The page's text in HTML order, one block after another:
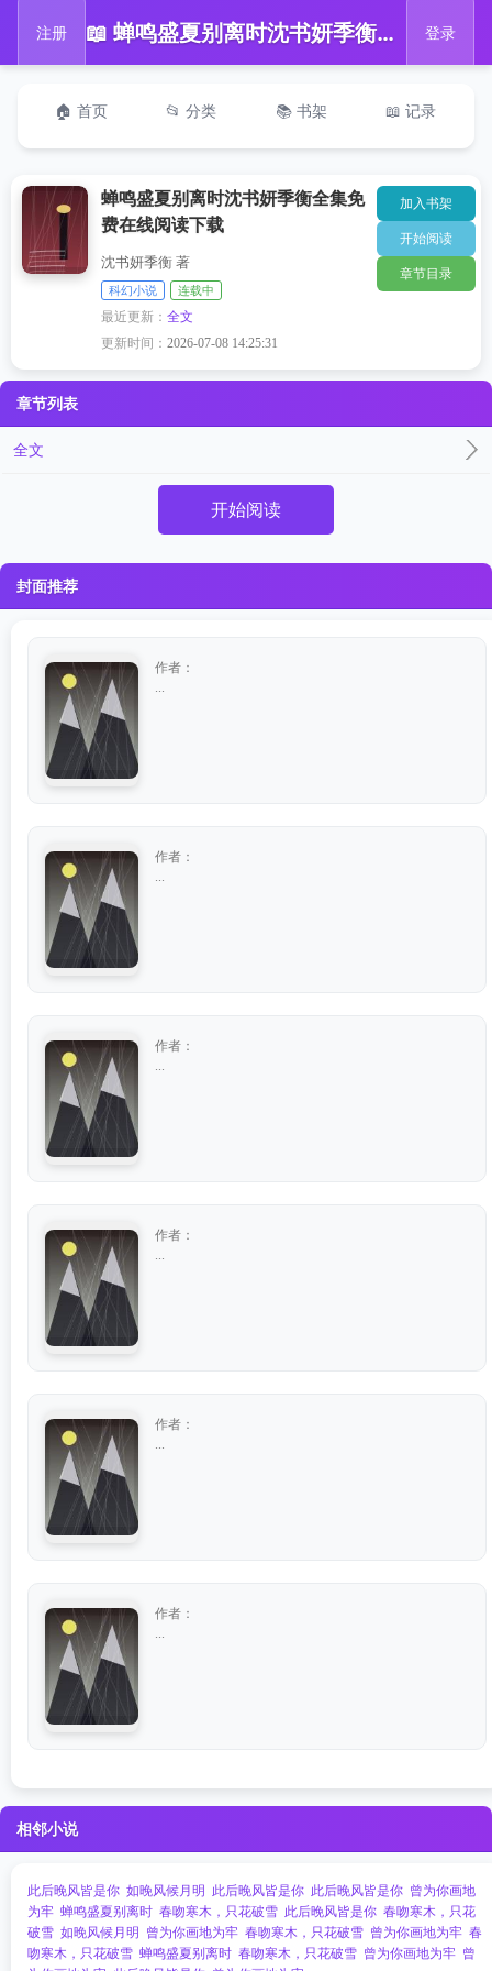
注册 📖 蝉鸣盛夏别离时沈书妍季衡全集免费在线阅读下载 登录
🏠 首页 📂 分类 📚 书架 📖 记录
蝉鸣盛夏别离时沈书妍季衡全集免
费在线阅读下载
沈书妍季衡 著
科幻小说 连载中
最近更新：全文
更新时间：2026-07-08 14:25:31
加入书架
开始阅读
章节目录
章节列表
全文
开始阅读
封面推荐
作者：
作者：
作者：
作者：
作者：
作者：
相邻小说
此后晚风皆是你 如晚风候月明 此后晚风皆是你 此后晚风皆是你 曾为你画地
为牢 蝉鸣盛夏别离时 春吻寒木，只花破雪 此后晚风皆是你 春吻寒木，只花
破雪 如晚风候月明 曾为你画地为牢 春吻寒木，只花破雪 曾为你画地为牢 春
吻寒木，只花破雪 蝉鸣盛夏别离时 春吻寒木，只花破雪 曾为你画地为牢 曾